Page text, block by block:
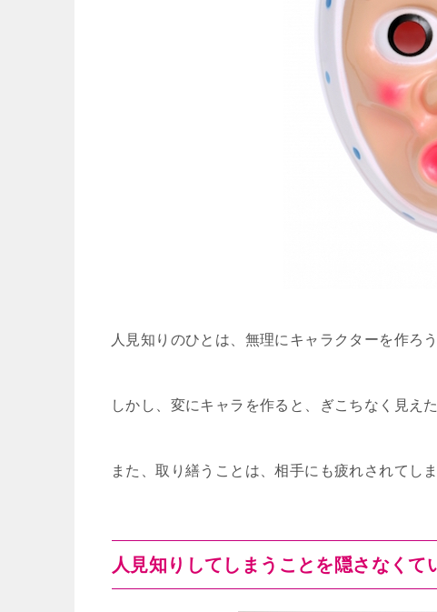
人見知りのひとは、無理にキャラクターを作ろ
しかし、変にキャラを作ると、ぎこちなく見え
また、取り繕うことは、相手にも疲れされてし
人見知りしてしまうことを隠さなくて